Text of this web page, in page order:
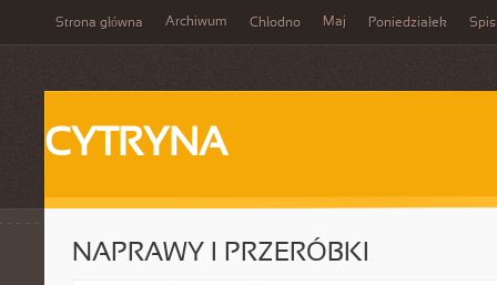
Strona główna Archiwum Chłodno Maj Poniedziałek Spis
CYTRYNA
NAPRAWY I PRZERÓBKI